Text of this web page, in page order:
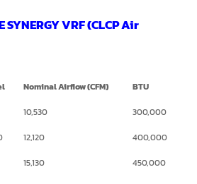
VRF (CLCP Air
Nominal Airflow (CFM)
BTU
10,530
300,000
12,120
400,000
15,130
450,000